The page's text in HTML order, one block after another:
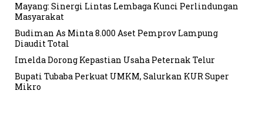
Mayang: Sinergi Lintas Lembaga Kunci Perlindungan
Masyarakat
Budiman As Minta 8.000 Aset Pemprov Lampung
Diaudit Total
Imelda Dorong Kepastian Usaha Peternak Telur
Bupati Tubaba Perkuat UMKM, Salurkan KUR Super
Mikro